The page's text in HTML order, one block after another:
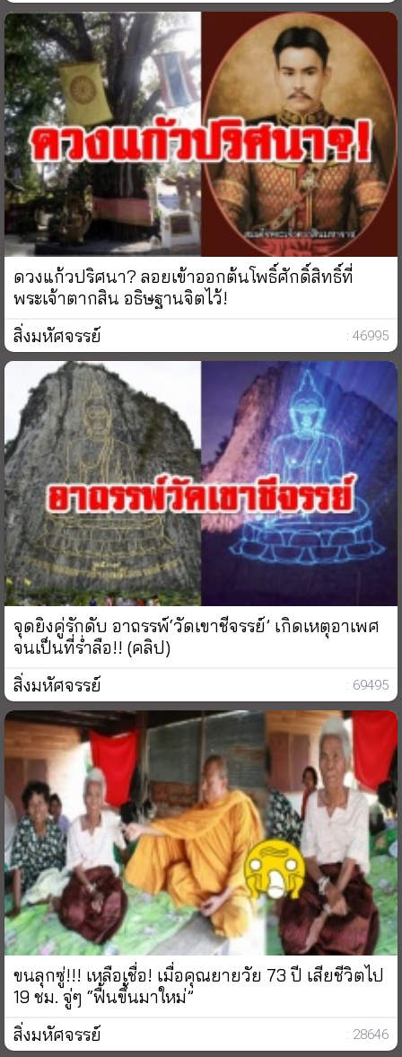
ดวงแก้วปริศนา? ลอยเข้าออกต้นโพธิ์ศักดิ์สิทธิ์ที่
พระเจ้าตากสิน อธิษฐานจิตไว้!
สิ่งมหัศจรรย์
: 46995
จุดยิงคู่รักดับ อาถรรพ์‘วัดเขาชีจรรย์’ เกิดเหตุอาเพศ
จนเป็นที่ร่ำลือ!! (คลิป)
สิ่งมหัศจรรย์
: 69495
ขนลุกซู่!!! เหลือเชื่อ! เมื่อคุณยายวัย 73 ปี เสียชีวิตไป
19 ชม. จู่ๆ “ฟื้นขึ้นมาใหม่”
สิ่งมหัศจรรย์
: 28646